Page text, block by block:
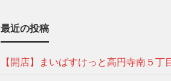
最近の投稿
【開店】まいばすけっと高円寺南５丁